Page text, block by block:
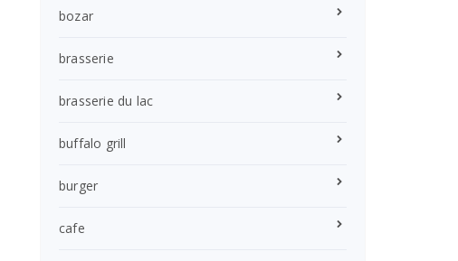
bozar
brasserie
brasserie du lac
buffalo grill
burger
cafe